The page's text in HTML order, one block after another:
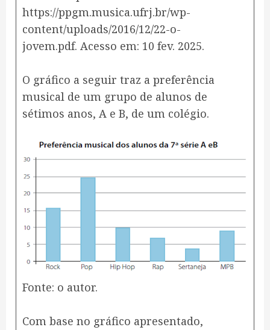
https://ppgm.musica.ufrj.br/wp-
content/uploads/2016/12/22-o-
jovem.pdf. Acesso em: 10 fev. 2025.
O gráfico a seguir traz a preferência
musical de um grupo de alunos de
sétimos anos, A e B, de um colégio.
Fonte: o autor.
Com base no gráfico apresentado,